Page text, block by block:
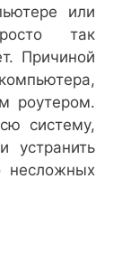
или
так
Причиной
роутером.
систему,
устранить
несложных